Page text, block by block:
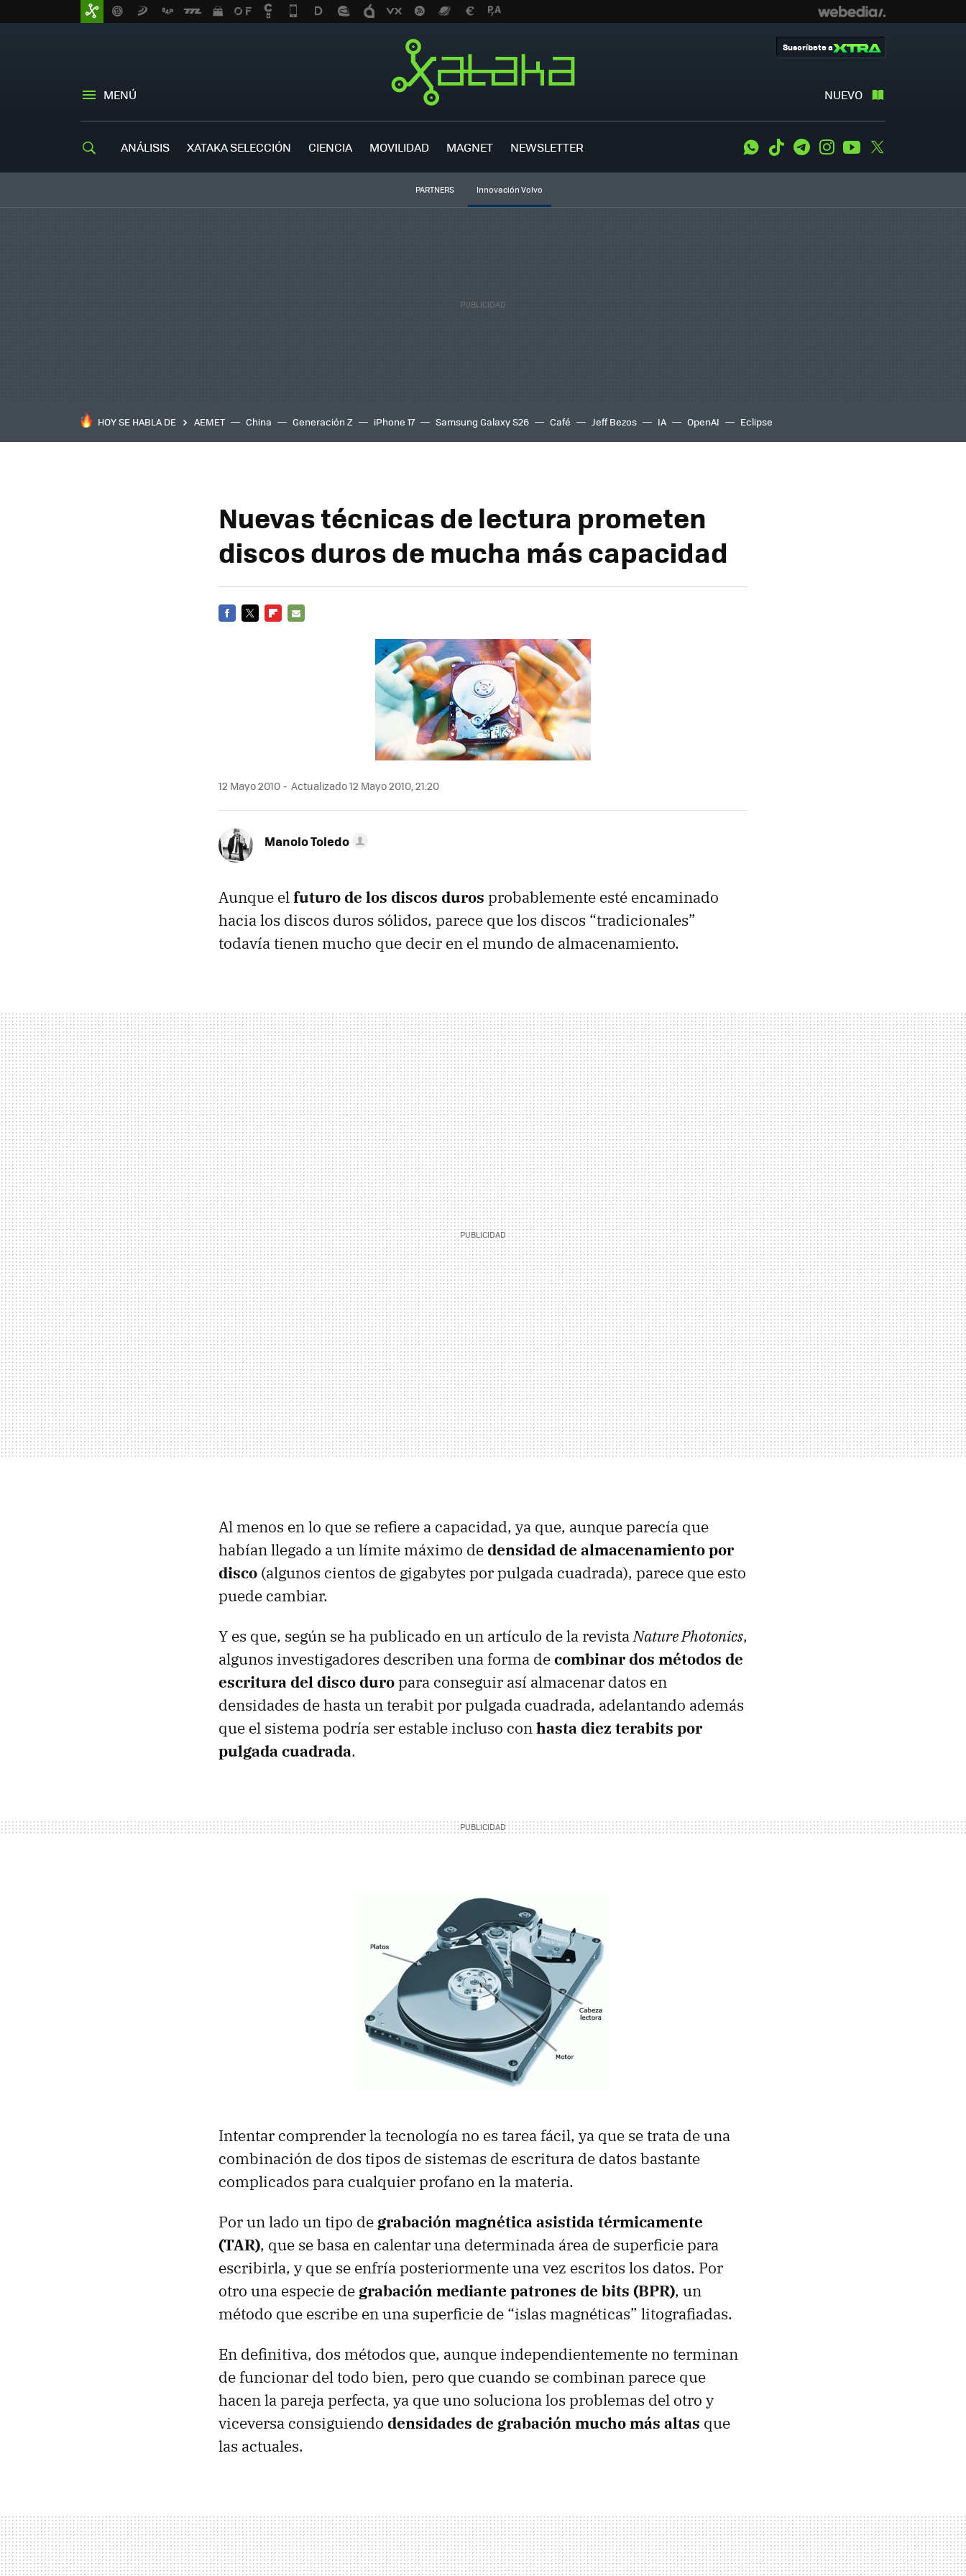
MENÚ NUEVO
Suscríbete a
ANÁLISIS XATAKA SELECCIÓN CIENCIA MOVILIDAD MAGNET NEWSLETTER WhatsApp
Tiktok TelegramInstagramYoutube
PARTNERS Innovación Volvo
HOY SE HABLA DE AEMET China Generación Z iPhone 17 Samsung Galaxy S26 Café Jeff Bezos IA OpenAI Eclipse
Nuevas técnicas de lectura prometen
discos duros de mucha más capacidad
12 Mayo 2010 Actualizado 12 Mayo 2010, 21:20
Manolo Toledo
Aunque elfuturo de los discos duros probablemente esté encaminado
hacia los discos duros sólidos, parece que los discos “tradicionales”
todavía tienen mucho que decir en el mundo de almacenamiento.
Al menos en lo que se refiere a capacidad, ya que, aunque parecía que
habían llegado a un límite máximo dedensidad de almacenamiento por
disco (algunos cientos de gigabytes por pulgada cuadrada), parece que esto
puede cambiar.
Y es que, según se ha publicado en un artículo de la revistaNature Photonics,
algunos investigadores describen una forma decombinar dos métodos de
escritura del disco duropara conseguir así almacenar datos en
densidades de hasta un terabit por pulgada cuadrada, adelantando además
que el sistema podría ser estable incluso conhasta diez terabits por
pulgada cuadrada.
Intentar comprender la tecnología no es tarea fácil, ya que se trata de una
combinación de dos tipos de sistemas de escritura de datos bastante
complicados para cualquier profano en la materia.
Por un lado un tipo de grabación magnética asistida térmicamente
(TAR), que se basa en calentar una determinada área de superficie para
escribirla, y que se enfría posteriormente una vez escritos los datos. Por
otro una especie de grabación mediante patrones de bits (BPR), un
método que escribe en una superficie de “islas magnéticas” litografiadas.
En definitiva, dos métodos que, aunque independientemente no terminan
de funcionar del todo bien, pero que cuando se combinan parece que
hacen la pareja perfecta, ya que uno soluciona los problemas del otro y
viceversa consiguiendo densidades de grabación mucho más altas que
las actuales.